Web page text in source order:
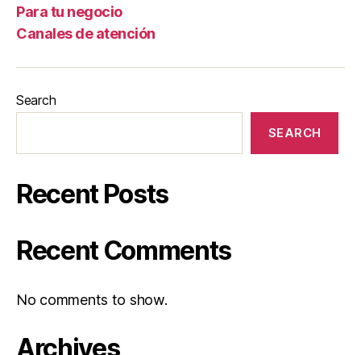
Para tu negocio
Canales de atención
Search
SEARCH
Recent Posts
Recent Comments
No comments to show.
Archives